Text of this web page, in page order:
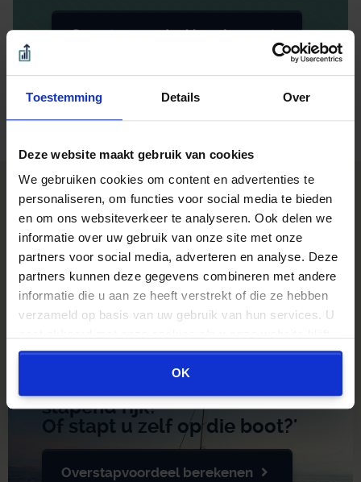
Toestemming Details Over
Deze website maakt gebruik van cookies
We gebruiken cookies om content en advertenties te
personaliseren, om functies voor social media te bieden
en om ons websiteverkeer te analyseren. Ook delen we
informatie over uw gebruik van onze site met onze
partners voor social media, adverteren en analyse. Deze
partners kunnen deze gegevens combineren met andere
informatie die u aan ze heeft verstrekt of die ze hebben
verzameld op basis van uw gebruik van hun services. U
gebruiken.
OK
Overstapvoordeel berekenen
Beoordeeld met een 9.0 uit 10 op basis van 3453
reviews
> Klantenervaringen GeldZo.nl
Beoordeeld met een 9.0 uit 10 op basis van 3453
reviews
Ton Benders,10/10
Sinds het begin van mijn relatie met
Kroese en Geraerts ben ik alleen maar
tevreden over hun dienstverlening.
Verder lezen...
Eli,
slapend rijk?
Of stapt u zelf op die boot?'
Overstapvoordeel berekenen